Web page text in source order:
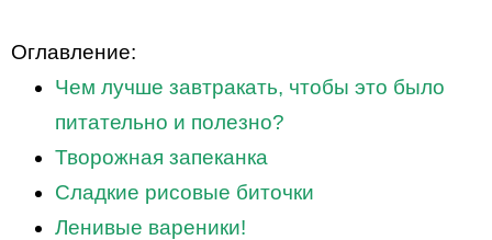
Оглавление:
Чем лучше завтракать, чтобы это было
питательно и полезно?
Творожная запеканка
Сладкие рисовые биточки
Ленивые вареники!